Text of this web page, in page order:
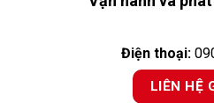
Điện thoại:
LIÊN HỆ